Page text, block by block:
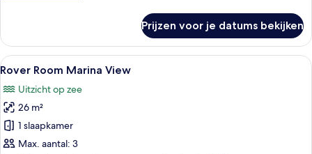
Prijzen voor je datums bekijken
Alle
foto's
voor
Rover
Room
Marina
Een hotelkamer met een groot bed,
5
Rover Room Marina View
Uitzicht op zee
26 m²
1 slaapkamer
Max. aantal: 3